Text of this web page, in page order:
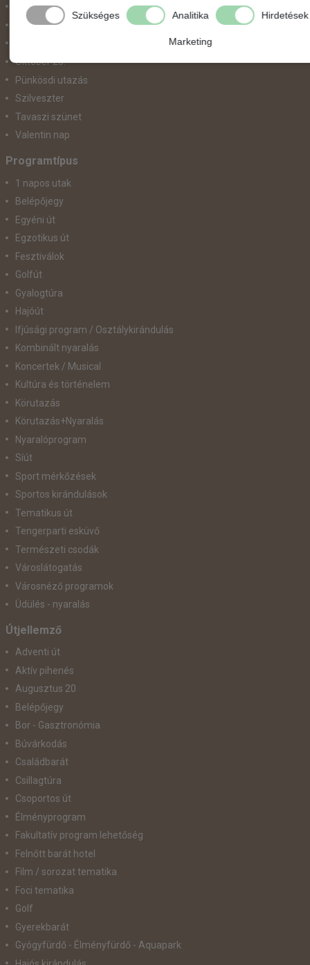
Mikulás
Nőnap
Október 23.
Pünkösdi utazás
Szilveszter
Tavaszi szünet
Valentin nap
Programtípus
1 napos utak
Belépőjegy
Egyéni út
Egzotikus út
Fesztiválok
Golfút
Gyalogtúra
Hajóút
Ifjúsági program / Osztálykirándulás
Kombinált nyaralás
Koncertek / Musical
Kultúra és történelem
Körutazás
Körutazás+Nyaralás
Nyaralóprogram
Síút
Sport mérkőzések
Sportos kirándulások
Tematikus út
Tengerparti esküvő
Természeti csodák
Városlátogatás
Városnéző programok
Üdülés - nyaralás
Útjellemző
Adventi út
Aktív pihenés
Augusztus 20
Belépőjegy
Bor - Gasztronómia
Búvárkodás
Családbarát
Csillagtúra
Csoportos út
Élményprogram
Fakultatív program lehetőség
Felnőtt barát hotel
Film / sorozat tematika
Foci tematika
Golf
Gyerekbarát
Gyógyfürdő - Élményfürdő - Aquapark
Szükséges Analitika Hirdetések
Marketing